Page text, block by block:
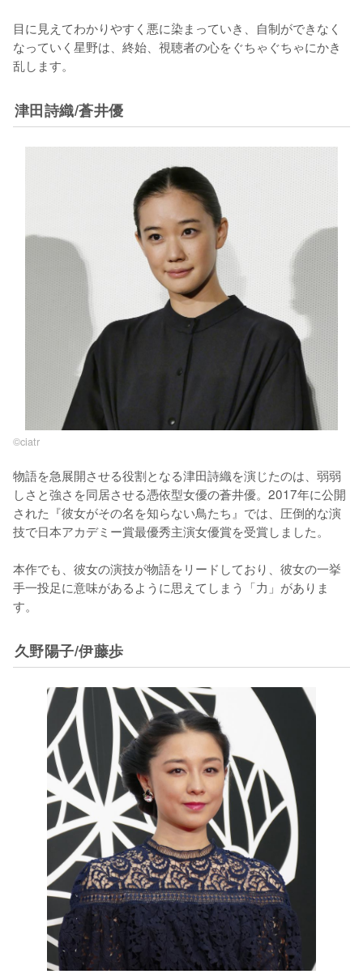
目に見えてわかりやすく悪に染まっていき、自制ができなく
なっていく星野は、終始、視聴者の心をぐちゃぐちゃにかき
乱します。
津田詩織/蒼井優
©️ciatr
物語を急展開させる役割となる津田詩織を演じたのは、弱弱
しさと強さを同居させる憑依型女優の蒼井優。2017年に公開
された『彼女がその名を知らない鳥たち』では、圧倒的な演
技で日本アカデミー賞最優秀主演女優賞を受賞しました。
本作でも、彼女の演技が物語をリードしており、彼女の一挙
手一投足に意味があるように思えてしまう「力」がありま
す。
久野陽子/伊藤歩